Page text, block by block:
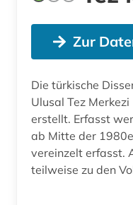
Zur
Die türkische
Ulusal Tez Merkezi
erstellt. Erfasst
ab Mitte der
vereinzelt erfasst.
teilweise zu den